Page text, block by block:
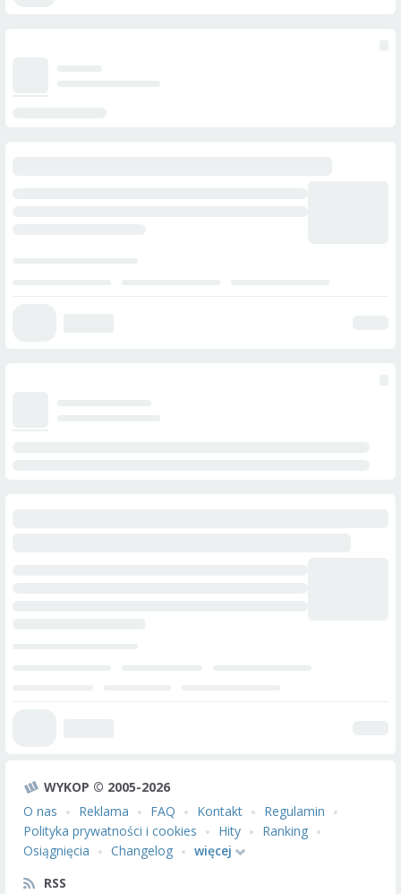
WYKOP © 2005-2026
O nas
Reklama FAQ Kontakt
Regulamin
Polityka prywatności i cookies
Hity
Ranking
Osiągnięcia
Changelog
więcej
RSS